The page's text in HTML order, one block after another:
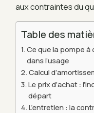
aux contraintes du
Table des
Ce que la pompe
dans l’usage
Calcul
Le prix d’achat :
départ
L’entretien : la